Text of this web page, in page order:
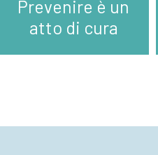
Prevenire è un
atto di cura